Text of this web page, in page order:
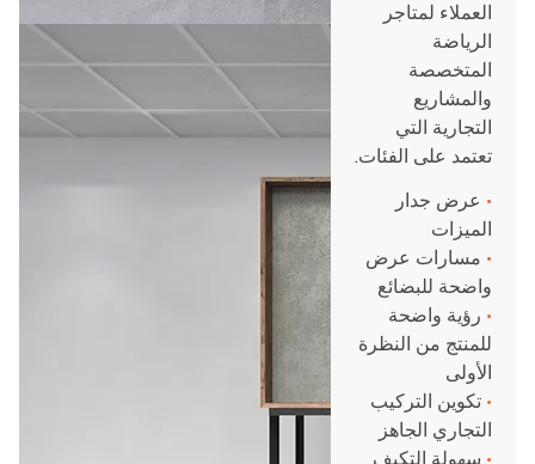
العملاء لمتاجر
الرياضة
المتخصصة
والمشاريع
التجارية التي
تعتمد على الفئات.
• عرض جدار
الميزات
• مسارات عرض
واضحة للبضائع
• رؤية واضحة
للمنتج من النظرة
الأولى
• تكوين التركيب
التجاري الجاهز
• سهولة التكيف